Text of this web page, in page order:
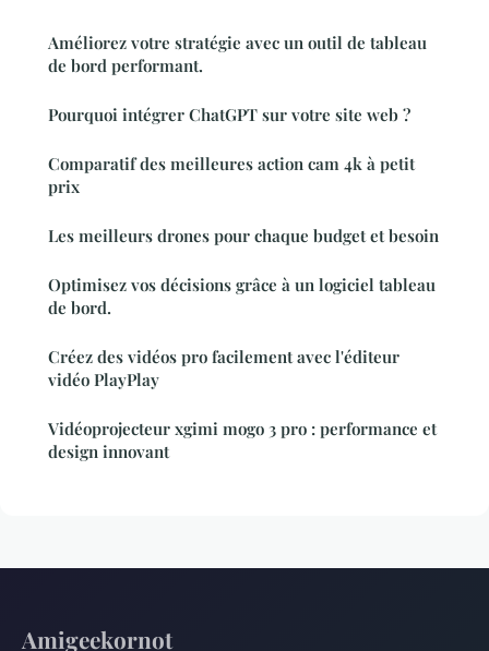
Améliorez votre stratégie avec un outil de tableau
de bord performant.
Pourquoi intégrer ChatGPT sur votre site web ?
Comparatif des meilleures action cam 4k à petit
prix
Les meilleurs drones pour chaque budget et besoin
Optimisez vos décisions grâce à un logiciel tableau
de bord.
Créez des vidéos pro facilement avec l'éditeur
vidéo PlayPlay
Vidéoprojecteur xgimi mogo 3 pro : performance et
design innovant
Amigeekornot